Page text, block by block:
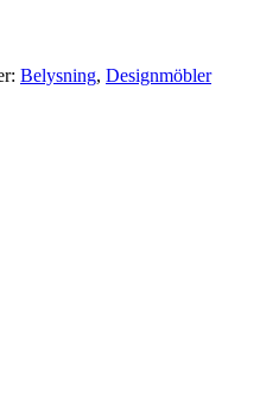
Belysning, Designmöbler